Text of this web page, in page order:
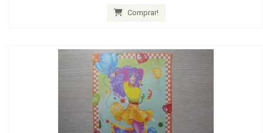
Comprar!